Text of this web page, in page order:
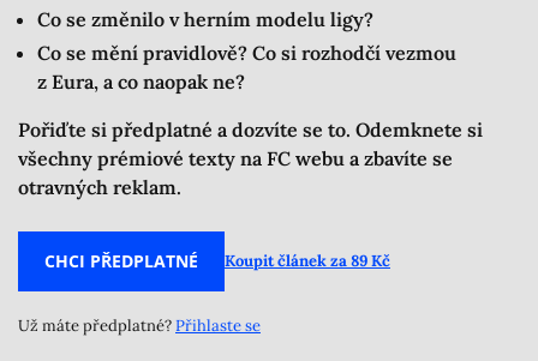
Co se změnilo v herním modelu ligy?
Co se mění pravidlově? Co si rozhodčí vezmou
z Eura, a co naopak ne?
Pořiďte si předplatné a dozvíte se to. Odemknete si
všechny prémiové texty na FC webu a zbavíte se
otravných reklam.
CHCI PŘEDPLATNÉ Koupit článek za 89 Kč
Už máte předplatné?Přihlaste se